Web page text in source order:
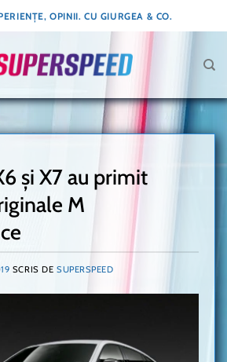
OPINII. CU GIURGEA & CO.
și X7 au primit
M
SCRIS DE SUPERSPEED